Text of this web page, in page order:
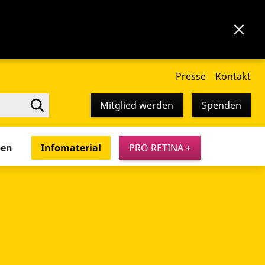
Presse Kontakt
Mitglied werden Spenden
Infomaterial PRO RETINA +